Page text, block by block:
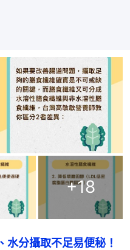
+18
水分攝取不足易便秘！